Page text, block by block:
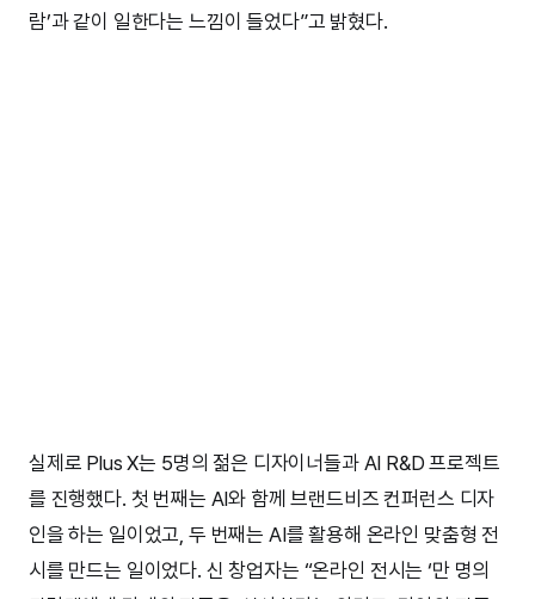
람’과 같이 일한다는 느낌이 들었다”고 밝혔다.
실제로 Plus X는 5명의 젊은 디자이너들과 AI R&D 프로젝트
를 진행했다. 첫 번째는 AI와 함께 브랜드비즈 컨퍼런스 디자
인을 하는 일이었고, 두 번째는 AI를 활용해 온라인 맞춤형 전
시를 만드는 일이었다. 신 창업자는 “온라인 전시는 ‘만 명의